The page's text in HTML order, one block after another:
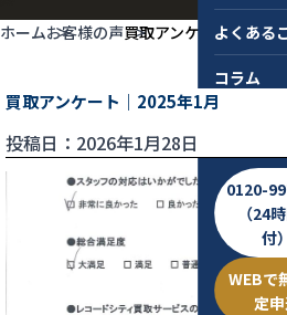
よくある
コラム
0120-
（24
付）
WEBで
定
ホームお客様の声買取アンケート｜2025
買取アンケート｜2025年1月
投稿日：2026年1月28日